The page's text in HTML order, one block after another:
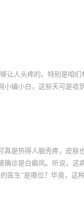
让人头疼的。特别是咱
编小白，这些天可是收
是热得人脑壳疼，皮肤
诊是白癜风。听说，这
医生”是哪位？毕竟，这